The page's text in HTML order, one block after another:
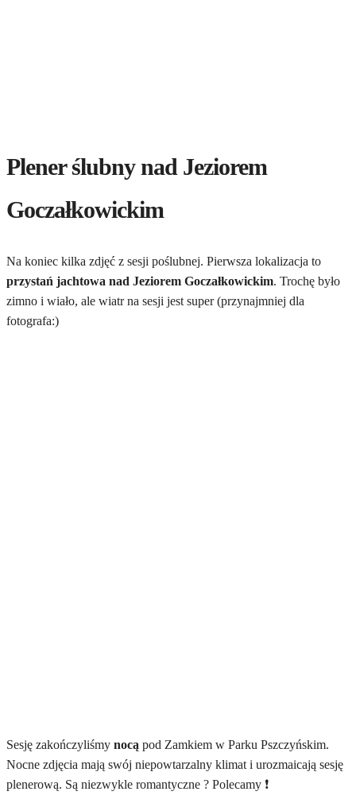
Plener ślubny nad Jeziorem
Goczałkowickim
Na koniec kilka zdjęć z sesji poślubnej. Pierwsza lokalizacja to
przystań jachtowa nad Jeziorem Goczałkowickim. Trochę było
zimno i wiało, ale wiatr na sesji jest super (przynajmniej dla
fotografa:)
Sesję zakończyliśmy nocą pod Zamkiem w Parku Pszczyńskim.
Nocne zdjęcia mają swój niepowtarzalny klimat i urozmaicają sesję
plenerową. Są niezwykle romantyczne ? Polecamy ❗